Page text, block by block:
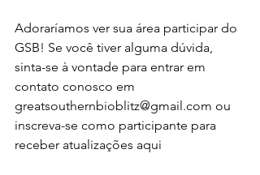
Adoraríamos ver sua área participar do
GSB! Se você tiver alguma dúvida,
sinta-se à vontade para entrar em
contato conosco em
greatsouthernbioblitz@gmail.com ou
inscreva-se como participante para
receber atualizações aqui